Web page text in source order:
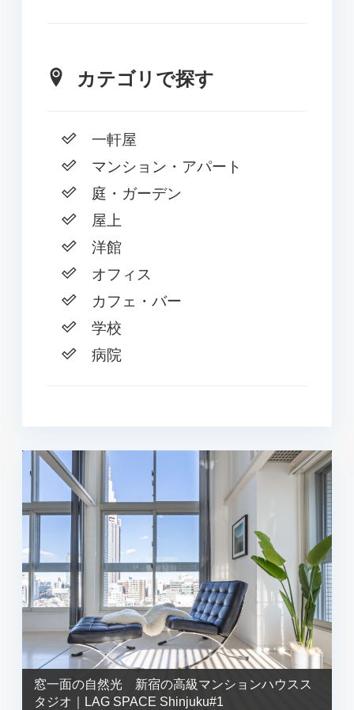
カテゴリで探す
一軒屋
マンション・アパート
庭・ガーデン
屋上
洋館
オフィス
カフェ・バー
学校
病院
窓一面の自然光 新宿の高級マンションハウスス
タジオ｜LAG SPACE Shinjuku#1